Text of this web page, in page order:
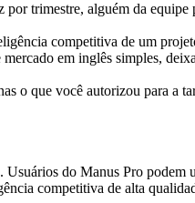
trimestre, alguém da
competitiva de um
em inglês simples,
o que você autorizou para a
Usuários do Manus Pro podem
competitiva de alta